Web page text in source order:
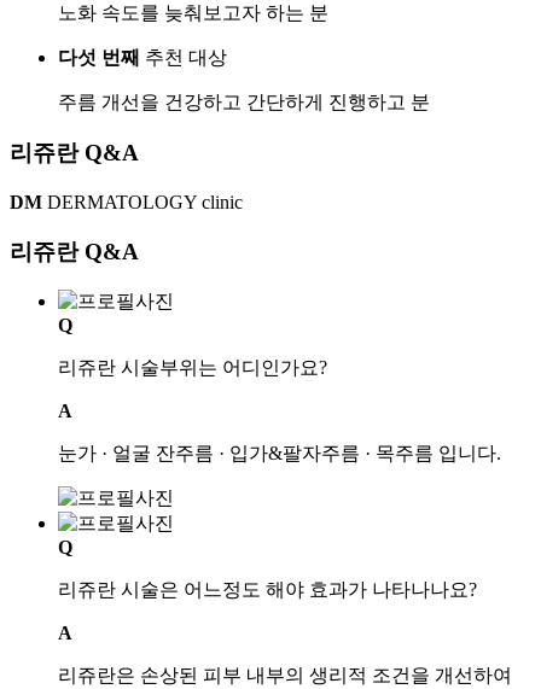
노화 속도를 늦춰보고자 하는 분
다섯 번째 추천 대상
주름 개선을 건강하고 간단하게 진행하고 분
리쥬란 Q&A
DM DERMATOLOGY clinic
리쥬란 Q&A
Q
리쥬란 시술부위는 어디인가요?
A
눈가 · 얼굴 잔주름 · 입가&팔자주름 · 목주름 입니다.
Q
리쥬란 시술은 어느정도 해야 효과가 나타나나요?
A
리쥬란은 손상된 피부 내부의 생리적 조건을 개선하여